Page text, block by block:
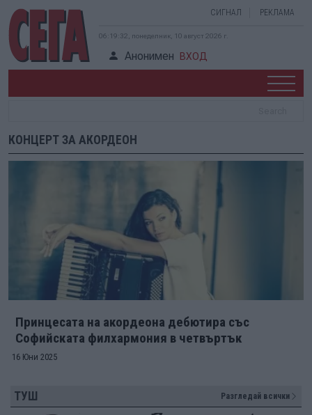
СИГНАЛ РЕКЛАМА
06:19:32, понеделник, 10 август 2026 г.
Анонимен ВХОД
КОНЦЕРТ ЗА АКОРДЕОН
Принцесата на акордеона дебютира със
Софийската филхармония в четвъртък
16 Юни 2025
ТУШ Разгледай всички